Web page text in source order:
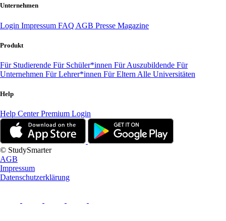
Unternehmen
Login Impressum FAQ AGB Presse Magazine
Produkt
Für Studierende Für Schüler*innen Für Auszubildende Für
Unternehmen Für Lehrer*innen Für Eltern Alle Universitäten
Help
Help CenterPremium Login
© StudySmarter
AGB
Impressum
Datenschutzerklärung